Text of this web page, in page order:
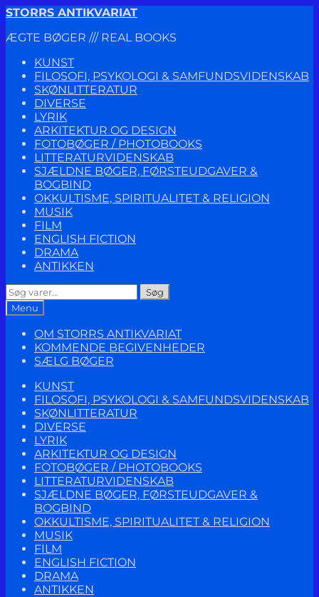
Spring
navigation
Spring
indhold
STORRS ANTIKVARIAT
ÆGTE BØGER /// REAL BOOKS
KUNST
FILOSOFI, PSYKOLOGI & SAMFUNDSVIDENSKAB
SKØNLITTERATUR
DIVERSE
LYRIK
ARKITEKTUR OG DESIGN
FOTOBØGER / PHOTOBOOKS
LITTERATURVIDENSKAB
SJÆLDNE BØGER, FØRSTEUDGAVER &
BOGBIND
OKKULTISME, SPIRITUALITET & RELIGION
MUSIK
FILM
ENGLISH FICTION
DRAMA
ANTIKKEN
Søg
efter:
Søg
Menu
OM STORRS ANTIKVARIAT
KOMMENDE BEGIVENHEDER
SÆLG BØGER
KUNST
FILOSOFI, PSYKOLOGI & SAMFUNDSVIDENSKAB
SKØNLITTERATUR
DIVERSE
LYRIK
ARKITEKTUR OG DESIGN
FOTOBØGER / PHOTOBOOKS
LITTERATURVIDENSKAB
SJÆLDNE BØGER, FØRSTEUDGAVER &
BOGBIND
OKKULTISME, SPIRITUALITET & RELIGION
MUSIK
FILM
ENGLISH FICTION
DRAMA
ANTIKKEN